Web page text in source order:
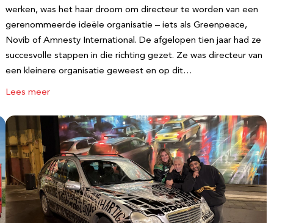
werken, was het haar droom om directeur te worden van een
gerenommeerde ideële organisatie – iets als Greenpeace,
Novib of Amnesty International. De afgelopen tien jaar had ze
succesvolle stappen in die richting gezet. Ze was directeur van
een kleinere organisatie geweest en op dit…
Lees meer